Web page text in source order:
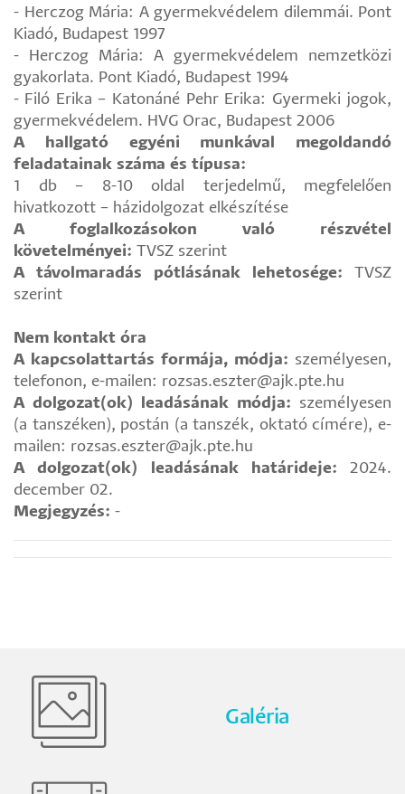
- Herczog Mária: A gyermekvédelem dilemmái. Pont
Kiadó, Budapest 1997
- Herczog Mária: A gyermekvédelem nemzetközi
gyakorlata. Pont Kiadó, Budapest 1994
- Filó Erika – Katonáné Pehr Erika: Gyermeki jogok,
gyermekvédelem. HVG Orac, Budapest 2006
A hallgató egyéni munkával megoldandó
feladatainak száma és típusa:
1 db – 8-10 oldal terjedelmű, megfelelően
hivatkozott – házidolgozat elkészítése
A foglalkozásokon való részvétel
követelményei: TVSZ szerint
A távolmaradás pótlásának lehetosége: TVSZ
szerint
Nem kontakt óra
A kapcsolattartás formája, módja: személyesen,
telefonon, e-mailen: rozsas.eszter@ajk.pte.hu
A dolgozat(ok) leadásának módja: személyesen
(a tanszéken), postán (a tanszék, oktató címére), e-
mailen: rozsas.eszter@ajk.pte.hu
A dolgozat(ok) leadásának határideje: 2024.
december 02.
Megjegyzés: -
Galéria